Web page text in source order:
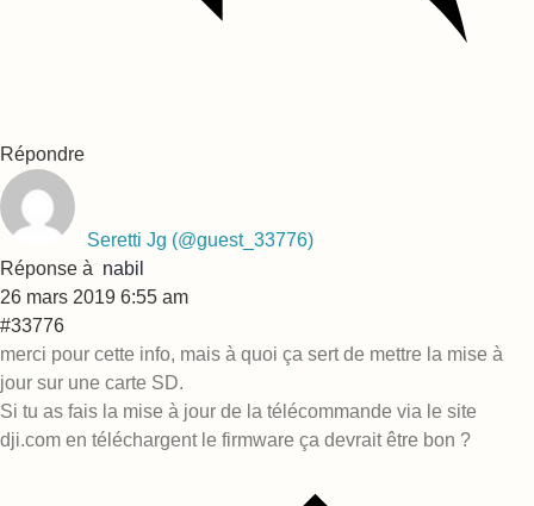
Répondre
Seretti Jg (@guest_33776)
Réponse à nabil
26 mars 2019 6:55 am
#33776
merci pour cette info, mais à quoi ça sert de mettre la mise à
jour sur une carte SD.
Si tu as fais la mise à jour de la télécommande via le site
dji.com en téléchargent le firmware ça devrait être bon ?